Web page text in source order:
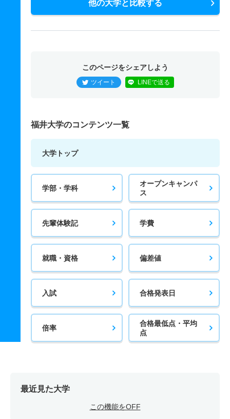
他の大学と比較する
このページをシェアしよう
ツイート LINEで送る
福井大学のコンテンツ一覧
大学トップ
学部・学科
オープンキャンパ
ス
先輩体験記 学費
就職・資格 偏差値
入試 合格発表日
倍率
合格最低点・平均
点
最近見た大学
この機能をOFF